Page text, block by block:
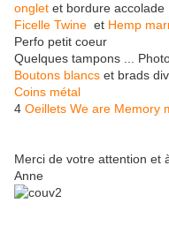
onglet et bordure accolade
Ficelle Twine et Hemp
Perfo petit coeur
Quelques tampons ...
Boutons blancs et brads
Coins métal
4 Oeillets We are Memory
Merci de votre attention et
Anne